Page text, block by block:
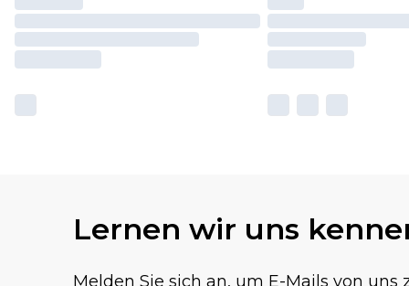
Lernen wir uns
Melden Sie sich an, um E-Mails von uns